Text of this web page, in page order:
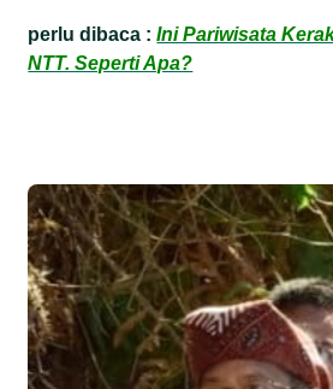
perlu dibaca :Ini Pariwisata
NTT. Seperti Apa?